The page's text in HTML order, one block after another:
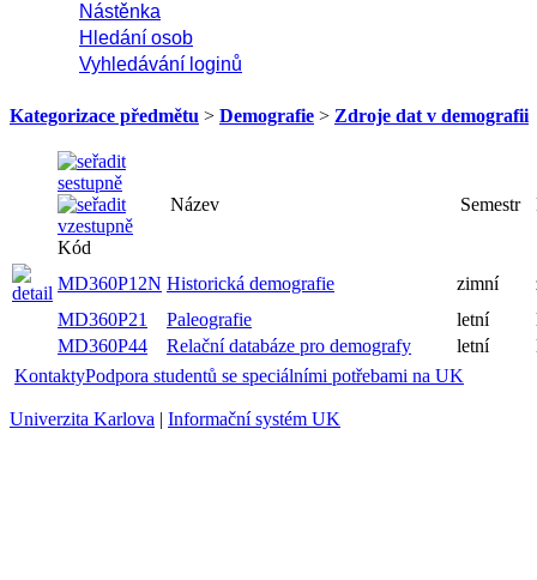
Nástěnka
Hledání osob
Vyhledávání loginů
Kategorizace předmětu > Demografie > Zdroje dat v demografii
Kód
Název Semestr
MD360P12N Historická demografie zimní
MD360P21
Paleografie letní
MD360P44
Relační databáze pro demografy letní
KontaktyPodpora studentů se speciálními potřebami na UK
Univerzita Karlova | Informační systém UK